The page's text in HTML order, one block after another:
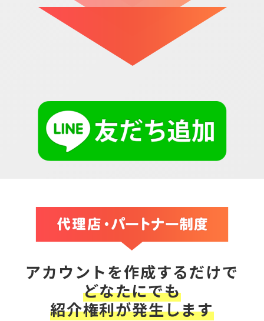
アカウントを作成するだけで
どなたにでも
紹介権利が発生します